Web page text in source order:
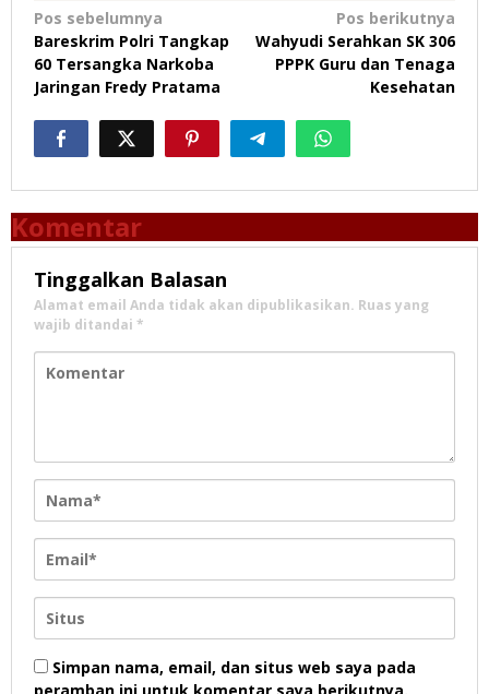
Navigasi
pos
Pos sebelumnya
Bareskrim Polri Tangkap
60 Tersangka Narkoba
Jaringan Fredy Pratama
Pos berikutnya
Wahyudi Serahkan SK 306
PPPK Guru dan Tenaga
Kesehatan
Komentar
Tinggalkan Balasan
Alamat email Anda tidak akan dipublikasikan. Ruas yang
wajib ditandai *
Simpan nama, email, dan situs web saya pada